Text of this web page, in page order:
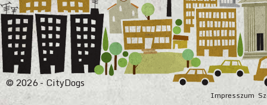
Impresszum
© 2026 - CityDogs